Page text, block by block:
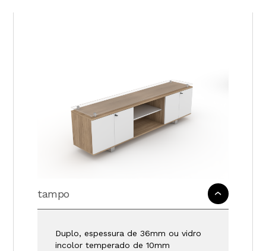
tampo
Duplo, espessura de 36mm ou vidro
incolor temperado de 10mm